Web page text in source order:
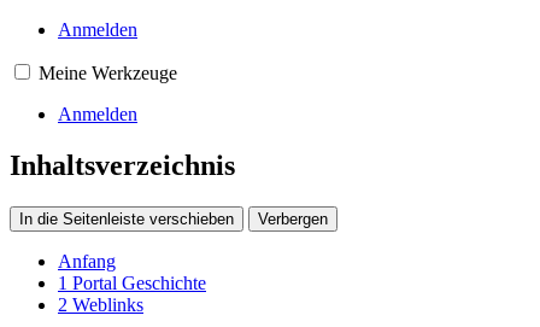
Anmelden
Meine Werkzeuge
Anmelden
Inhaltsverzeichnis
In die Seitenleiste verschieben Verbergen
Anfang
1 Portal Geschichte
2 Weblinks